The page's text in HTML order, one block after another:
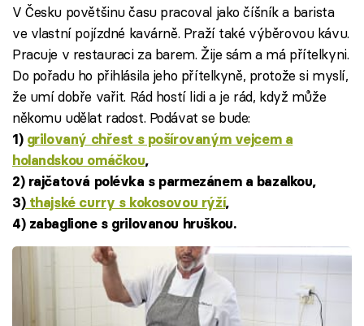
V Česku povětšinu času pracoval jako číšník a barista
ve vlastní pojízdné kavárně. Praží také výběrovou kávu.
Pracuje v restauraci za barem. Žije sám a má přítelkyni.
Do pořadu ho přihlásila jeho přítelkyně, protože si myslí,
že umí dobře vařit. Rád hostí lidi a je rád, když může
někomu udělat radost. Podávat se bude:
1) grilovaný chřest s pošírovaným vejcem a
holandskou omáčkou,
2) rajčatová polévka s parmezánem a bazalkou,
3)thajské curry s kokosovou rýží,
4) zabaglione s grilovanou hruškou.